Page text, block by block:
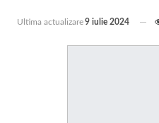
Ultima actualizare9 iulie 2024